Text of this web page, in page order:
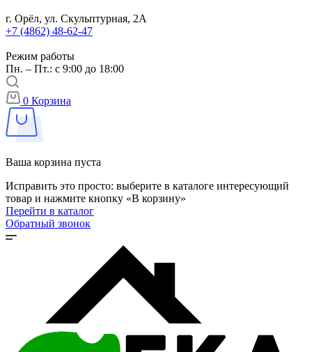
г. Орёл, ул. Скульптурная, 2А
+7 (4862) 48-62-47
Режим работы
Пн. – Пт.: с 9:00 до 18:00
0 Корзина
Ваша корзина пуста
Исправить это просто: выберите в каталоге интересующий
товар и нажмите кнопку «В корзину»
Перейти в каталог
Обратный звонок